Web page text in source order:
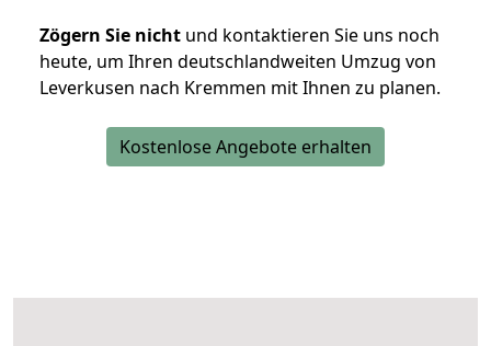
Zögern Sie nicht und kontaktieren Sie uns noch
heute, um Ihren deutschlandweiten Umzug von
Leverkusen nach Kremmen mit Ihnen zu planen.
Kostenlose Angebote erhalten